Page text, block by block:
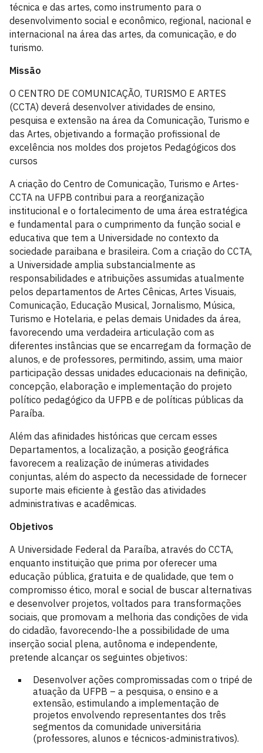
técnica e das artes, como instrumento para o
desenvolvimento social e econômico, regional, nacional e
internacional na área das artes, da comunicação, e do
turismo.
Missão
O CENTRO DE COMUNICAÇÃO, TURISMO E ARTES
(CCTA) deverá desenvolver atividades de ensino,
pesquisa e extensão na área da Comunicação, Turismo e
das Artes, objetivando a formação profissional de
excelência nos moldes dos projetos Pedagógicos dos
cursos
A criação do Centro de Comunicação, Turismo e Artes-
CCTA na UFPB contribui para a reorganização
institucional e o fortalecimento de uma área estratégica
e fundamental para o cumprimento da função social e
educativa que tem a Universidade no contexto da
sociedade paraibana e brasileira. Com a criação do CCTA,
a Universidade amplia substancialmente as
responsabilidades e atribuições assumidas atualmente
pelos departamentos de Artes Cênicas, Artes Visuais,
Comunicação, Educação Musical, Jornalismo, Música,
Turismo e Hotelaria, e pelas demais Unidades da área,
favorecendo uma verdadeira articulação com as
diferentes instâncias que se encarregam da formação de
alunos, e de professores, permitindo, assim, uma maior
participação dessas unidades educacionais na definição,
concepção, elaboração e implementação do projeto
político pedagógico da UFPB e de políticas públicas da
Paraíba.
Além das afinidades históricas que cercam esses
Departamentos, a localização, a posição geográfica
favorecem a realização de inúmeras atividades
conjuntas, além do aspecto da necessidade de fornecer
suporte mais eficiente à gestão das atividades
administrativas e acadêmicas.
Objetivos
A Universidade Federal da Paraíba, através do CCTA,
enquanto instituição que prima por oferecer uma
educação pública, gratuita e de qualidade, que tem o
compromisso ético, moral e social de buscar alternativas
e desenvolver projetos, voltados para transformações
sociais, que promovam a melhoria das condições de vida
do cidadão, favorecendo-lhe a possibilidade de uma
inserção social plena, autônoma e independente,
pretende alcançar os seguintes objetivos:
Desenvolver ações compromissadas com o tripé de
atuação da UFPB – a pesquisa, o ensino e a
extensão, estimulando a implementação de
projetos envolvendo representantes dos três
segmentos da comunidade universitária
(professores, alunos e técnicos-administrativos).